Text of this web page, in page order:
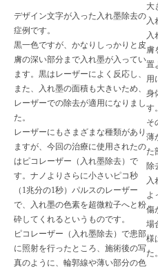
デザイン文字が入った入れ墨除去の
症例です。
黒一色ですが、かなりしっかりと皮
膚の深い部分まで入れ墨が入ってい
ます。黒はレーザーによく反応し、
また、入れ墨の面積も大きいため、
レーザーでの除去が適用になりまし
た。
レーザーにもさまざまな種類があり
ますが、今回の治療に使用されたの
はピコレーザー（入れ墨除去）で
す。ナノよりさらに小さいピコ秒
（1兆分の1秒）パルスのレーザー
で、入れ墨の色素を超微粒子へと粉
砕してくれるというものです。
ピコレーザー（入れ墨除去）で患部
に照射を行ったところ、施術後の写
真のように、輪郭線や薄い部分の色
大
入
入
膚
置
用
身
す。
そ
薄
た
除
入
よ
傷
場
様
た。